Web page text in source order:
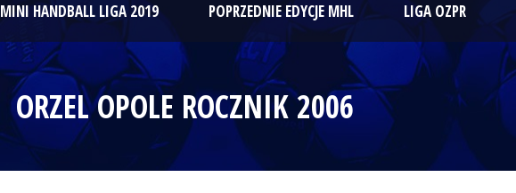
MINI HANDBALL LIGA 2019 POPRZEDNIE EDYCJE MHL LIGA OZPR
ORZEL OPOLE ROCZNIK 2006